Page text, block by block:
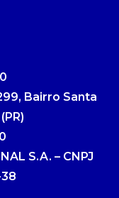
Bairro Santa
S.A. – CNPJ